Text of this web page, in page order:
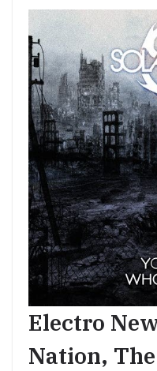
Electro
Nation,